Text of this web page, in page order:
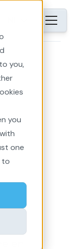
you,
you
one
to